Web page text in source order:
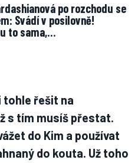
Svádí v posilovně!
to sama,…
tohle řešit na
s tím musíš přestat.
do Kim a používat
do kouta. Už toho